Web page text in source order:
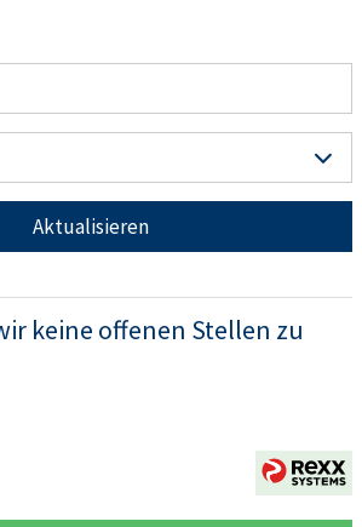
Aktualisieren
keine offenen Stellen zu